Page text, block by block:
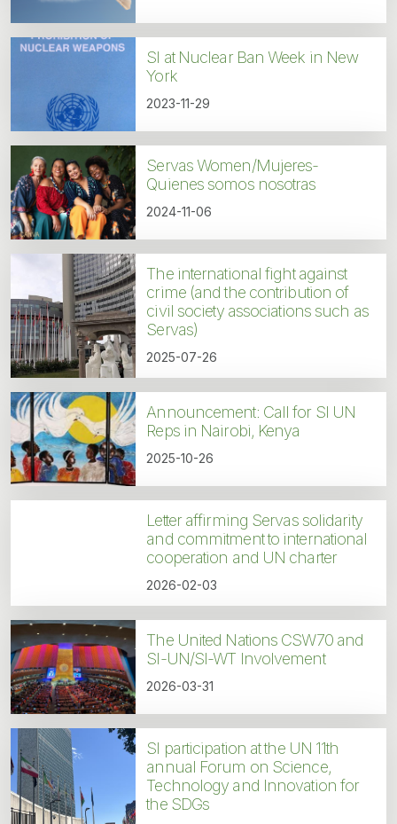
SI at Nuclear Ban Week in New
York
2023-11-29
Servas Women/Mujeres-
Quienes somos nosotras
2024-11-06
The international fight against
crime (and the contribution of
civil society associations such as
Servas)
2025-07-26
Announcement: Call for SI UN
Reps in Nairobi, Kenya
2025-10-26
Letter affirming Servas solidarity
and commitment to international
cooperation and UN charter
2026-02-03
The United Nations CSW70 and
SI-UN/SI-WT Involvement
2026-03-31
SI participation at the UN 11th
annual Forum on Science,
Technology and Innovation for
the SDGs